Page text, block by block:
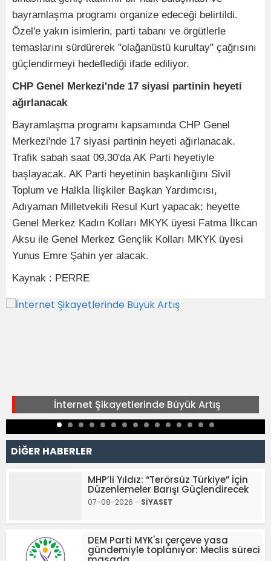
bayramlaşma programı organize edeceği belirtildi.
Özel'e yakın isimlerin, parti tabanı ve örgütlerle
temaslarını sürdürerek "olağanüstü kurultay" çağrısını
güçlendirmeyi hedeflediği ifade ediliyor.
CHP Genel Merkezi'nde 17 siyasi partinin heyeti
ağırlanacak
Bayramlaşma programı kapsamında CHP Genel
Merkezi'nde 17 siyasi partinin heyeti ağırlanacak.
Trafik sabah saat 09.30'da AK Parti heyetiyle
başlayacak. AK Parti heyetinin başkanlığını Sivil
Toplum ve Halkla İlişkiler Başkan Yardımcısı,
Adıyaman Milletvekili Resul Kurt yapacak; heyette
Genel Merkez Kadın Kolları MKYK üyesi Fatma İlkcan
Aksu ile Genel Merkez Gençlik Kolları MKYK üyesi
Yunus Emre Şahin yer alacak.
Kaynak : PERRE
İnternet Şikayetlerinde Büyük Artış
DİĞER HABERLER
MHP’li Yıldız: “Terörsüz Türkiye” İçin
Düzenlemeler Barışı Güçlendirecek
07-08-2026 - SİYASET
DEM Parti MYK'sı çerçeve yasa
gündemiyle toplanıyor: Meclis süreci